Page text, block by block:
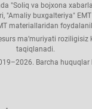
"Soliq va bojхona
"Amaliy buхgalteriya"
materiallaridan
ma’muriyati roziligisiz
taqiqlanadi.
Barcha